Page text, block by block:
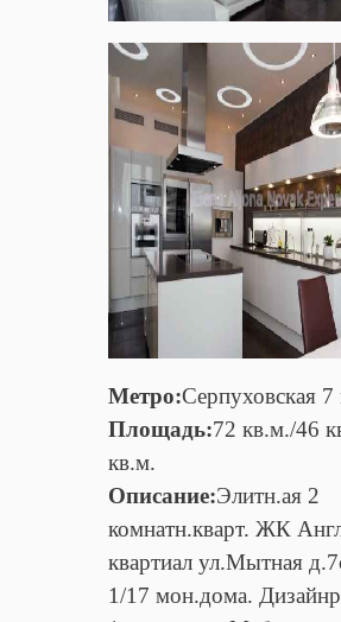
Метро:Серпуховская
Площадь:72 кв.м./46
кв.м.
Описание:Элитн.ая 2
комнатн.кварт. ЖК
квартиал ул.Мытная
1/17 мон.дома.